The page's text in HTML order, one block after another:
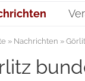
» Nachrichten »